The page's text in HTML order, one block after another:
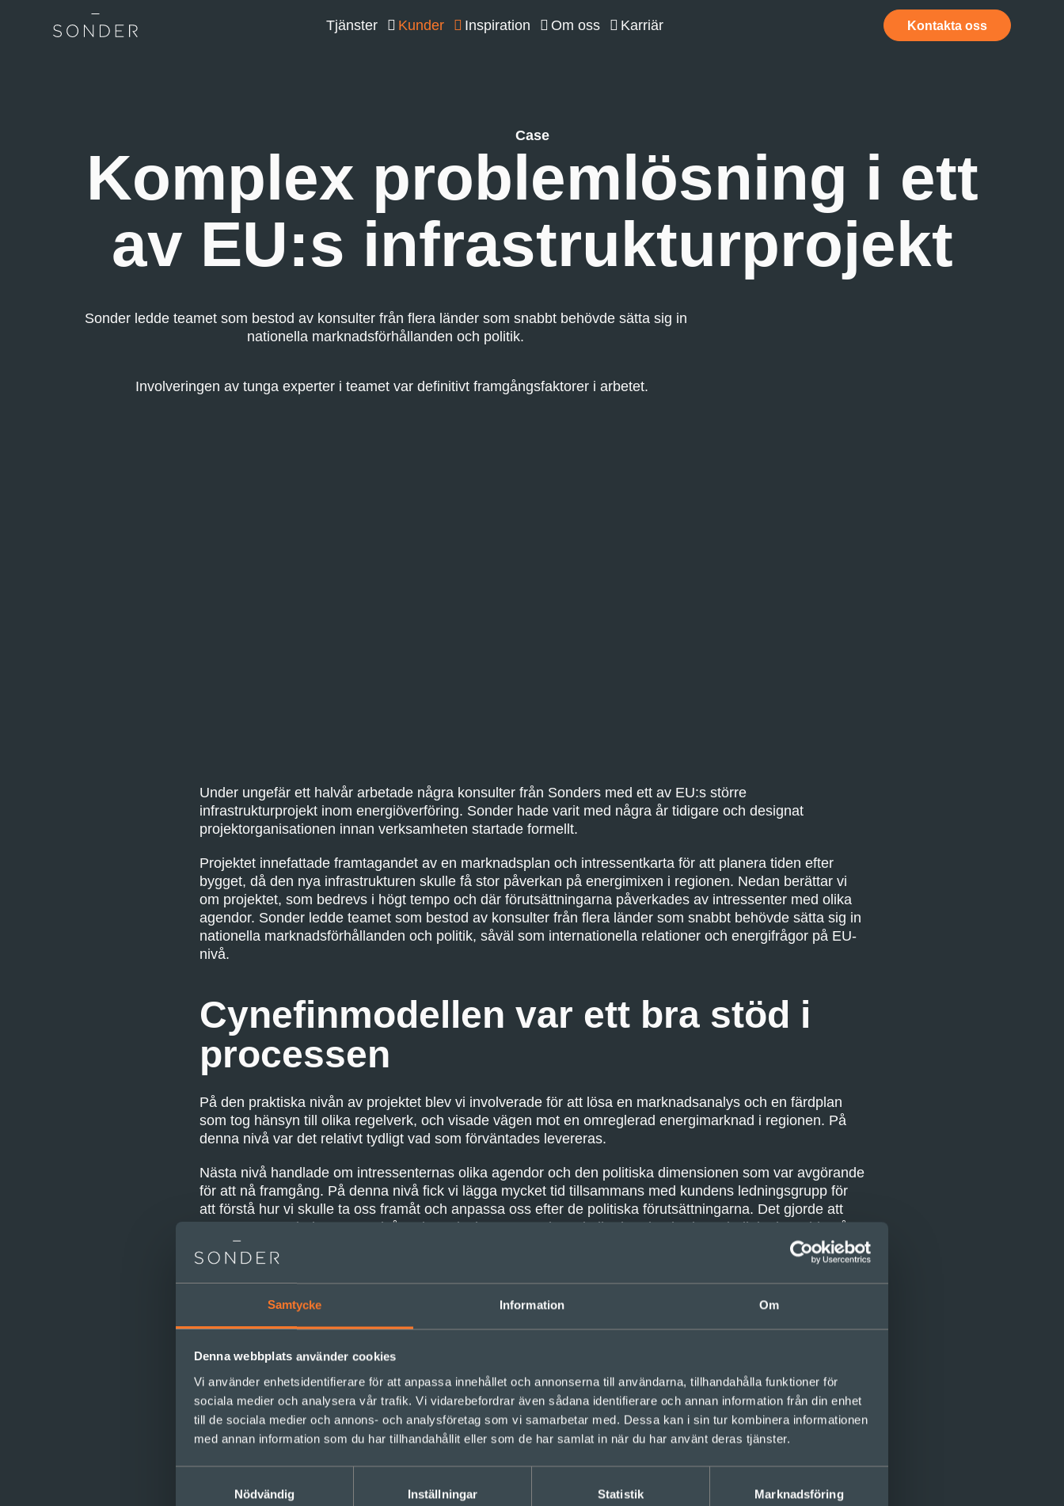
Samtycke Information Om
Denna webbplats använder cookies
Vi använder enhetsidentifierare för att anpassa innehållet och annonserna till användarna, tillhandahålla funktioner för
sociala medier och analysera vår trafik. Vi vidarebefordrar även sådana identifierare och annan information från din enhet
till de sociala medier och annons- och analysföretag som vi samarbetar med. Dessa kan i sin tur kombinera informationen
med annan information som du har tillhandahållit eller som de har samlat in när du har använt deras tjänster.
Nödvändig
Inställningar Statistik Marknadsföring
Tjänster Kunder Inspiration Om oss Karriär Kontakta oss
Case
Komplex problemlösning i ett
av EU:s infrastrukturprojekt
Sonder ledde teamet som bestod av konsulter från flera länder som snabbt behövde sätta sig in
nationella marknadsförhållanden och politik.
Under ungefär ett halvår arbetade några konsulter från Sonders med ett av EU:s större
infrastrukturprojekt inom energiöverföring. Sonder hade varit med några år tidigare och designat
projektorganisationen innan verksamheten startade formellt.
Projektet innefattade framtagandet av en marknadsplan och intressentkarta för att planera tiden efter
bygget, då den nya infrastrukturen skulle få stor påverkan på energimixen i regionen. Nedan berättar vi
om projektet, som bedrevs i högt tempo och där förutsättningarna påverkades av intressenter med olika
agendor. Sonder ledde teamet som bestod av konsulter från flera länder som snabbt behövde sätta sig in
nationella marknadsförhållanden och politik, såväl som internationella relationer och energifrågor på EU-
nivå.
Cynefinmodellen var ett bra stöd i
processen
På den praktiska nivån av projektet blev vi involverade för att lösa en marknadsanalys och en färdplan
som tog hänsyn till olika regelverk, och visade vägen mot en omreglerad energimarknad i regionen. På
denna nivå var det relativt tydligt vad som förväntades levereras.
Nästa nivå handlade om intressenternas olika agendor och den politiska dimensionen som var avgörande
för att nå framgång. På denna nivå fick vi lägga mycket tid tillsammans med kundens ledningsgrupp för
att förstå hur vi skulle ta oss framåt och anpassa oss efter de politiska förutsättningarna. Det gjorde att
uppdraget präglades av en nivå av komplexitet som varken vi eller kunden hade varit riktigt beredda på.
För delar av ledningsgruppen som var vana vid förutsägbar planering var detta utmanande. Vi hade
därför god hjälp av förklaringsmodeller som Cynefinmodellen (se nedan) som illustrerar vad som skiljer
komplexa situationer från komplicerade.
Tung expertis var en
framgångsfaktor